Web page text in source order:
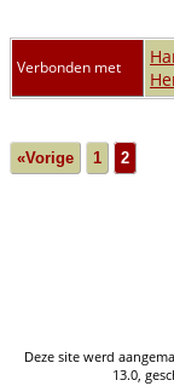
Verbonden met
«Vorige 1 2
Deze site werd
13.0,